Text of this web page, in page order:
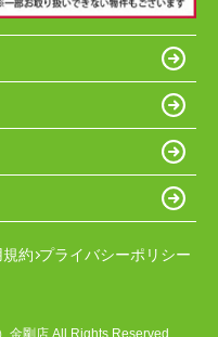
約 プライバシーポリシー
金剛店 All Rights Reserved.